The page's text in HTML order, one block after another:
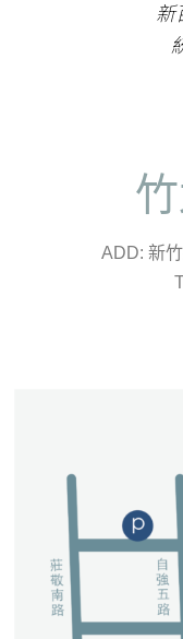
新
ADD: 新